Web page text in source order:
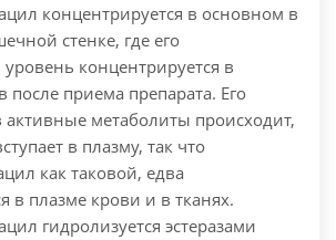
концентрируется в основном в
стенке, где его
концентрируется в
после приема препарата. Его
метаболиты происходит,
в плазму, так что
как таковой, едва
в плазме крови и в тканях.
гидролизуется эстеразами